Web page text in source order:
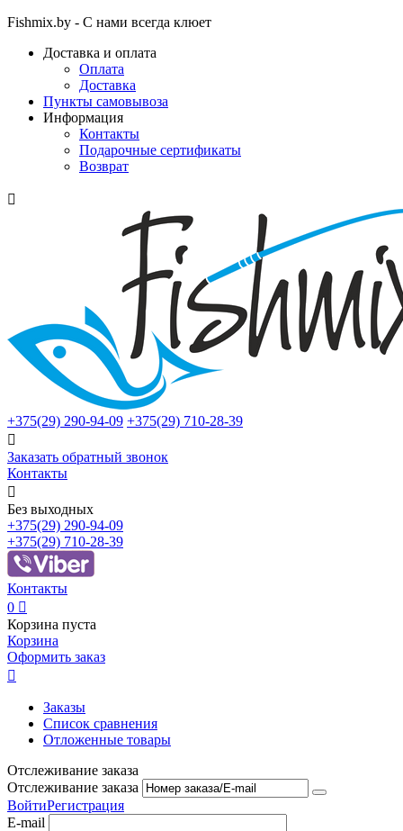
Fishmix.by - С нами всегда клюет
Доставка и оплата
Оплата
Доставка
Пункты самовывоза
Информация
Контакты
Подарочные сертификаты
Возврат

+375(29) 290-94-09 +375(29) 710-28-39

Заказать обратный звонок
Контакты

Без выходных
+375(29) 290-94-09
+375(29) 710-28-39
Контакты
0 
Корзина пуста
Корзина
Оформить заказ

Заказы
Список сравнения
Отложенные товары
Отслеживание заказа
Отслеживание заказа
ВойтиРегистрация
E-mail